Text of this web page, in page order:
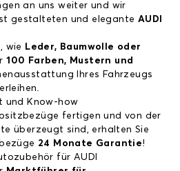
an uns weiter und wir
gestalteten und elegante AUDI
wie Leder, Baumwolle oder
100 Farben, Mustern und
Ihres Fahrzeugs
und Know-how
fertigen und von der
überzeugt sind, erhalten Sie
24 Monate Garantie!
für AUDI